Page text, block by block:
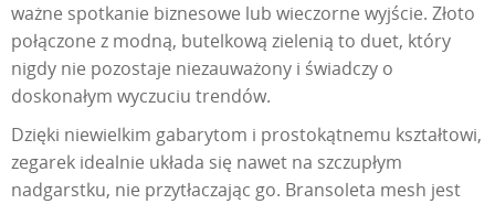
ważne spotkanie biznesowe lub wieczorne wyjście. Złoto
połączone z modną, butelkową zielenią to duet, który
nigdy nie pozostaje niezauważony i świadczy o
doskonałym wyczuciu trendów.
Dzięki niewielkim gabarytom i prostokątnemu kształtowi,
zegarek idealnie układa się nawet na szczupłym
nadgarstku, nie przytłaczając go. Bransoleta mesh jest